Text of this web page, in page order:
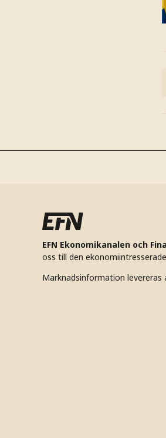
EFN Ekonomikanalen och
oss till den
Marknadsinformation